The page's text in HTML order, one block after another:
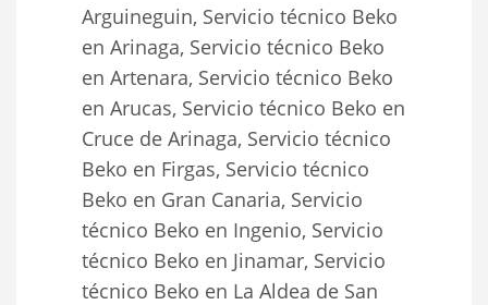
Arguineguin, Servicio técnico Beko
en Arinaga, Servicio técnico Beko
en Artenara, Servicio técnico Beko
en Arucas, Servicio técnico Beko en
Cruce de Arinaga, Servicio técnico
Beko en Firgas, Servicio técnico
Beko en Gran Canaria, Servicio
técnico Beko en Ingenio, Servicio
técnico Beko en Jinamar, Servicio
técnico Beko en La Aldea de San